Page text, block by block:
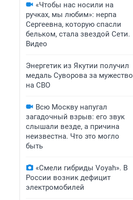
«Чтобы нас носили на
ручках, мы любим»: нерпа
Сергеевна, которую спасли
бельком, стала звездой Сети.
Видео
Энергетик из Якутии получил
медаль Суворова за мужество
на СВО
Всю Москву напугал
загадочный взрыв: его звук
слышали везде, а причина
неизвестна. Что это могло
быть
«Смели гибриды Voyah». В
России возник дефицит
электромобилей